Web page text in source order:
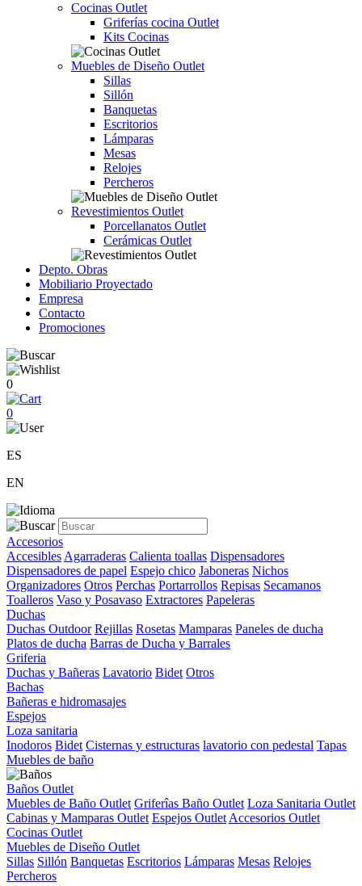
Cocinas Outlet
Griferías cocina Outlet
Kits Cocinas
Muebles de Diseño Outlet
Sillas
Sillón
Banquetas
Escritorios
Lámparas
Mesas
Relojes
Percheros
Revestimientos Outlet
Porcellanatos Outlet
Cerámicas Outlet
Depto. Obras
Mobiliario Proyectado
Empresa
Contacto
Promociones
0
0
ES
EN
Accesorios
Accesibles Agarraderas Calienta toallas Dispensadores
Dispensadores de papel Espejo chico Jaboneras Nichos
Organizadores Otros Perchas Portarrollos Repisas Secamanos
Toalleros Vaso y Posavaso Extractores Papeleras
Duchas
Duchas Outdoor Rejillas Rosetas Mamparas Paneles de ducha
Platos de ducha Barras de Ducha y Barrales
Griferia
Duchas y Bañeras Lavatorio Bidet Otros
Bachas
Bañeras e hidromasajes
Espejos
Loza sanitaria
Inodoros Bidet Cisternas y estructuras lavatorio con pedestal Tapas
Muebles de baño
Baños Outlet
Muebles de Baño Outlet Griferîas Baño Outlet Loza Sanitaria Outlet
Cabinas y Mamparas Outlet Espejos Outlet Accesorios Outlet
Cocinas Outlet
Muebles de Diseño Outlet
Sillas Sillón Banquetas Escritorios Lámparas Mesas Relojes
Percheros